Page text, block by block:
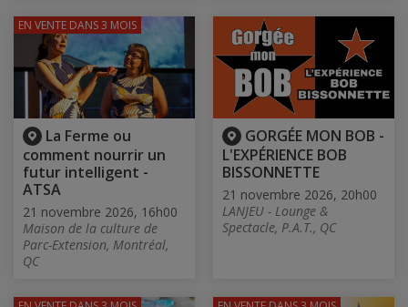
La Ferme ou
comment nourrir un
futur intelligent -
ATSA
21 novembre 2026, 16h00
Maison de la culture de
Parc-Extension, Montréal,
QC
EN VENTE DANS 3 MOIS
GORGÉE MON BOB -
L'EXPÉRIENCE BOB
BISSONNETTE
21 novembre 2026, 20h00
LANJEU - Lounge &
Spectacle, P.A.T., QC